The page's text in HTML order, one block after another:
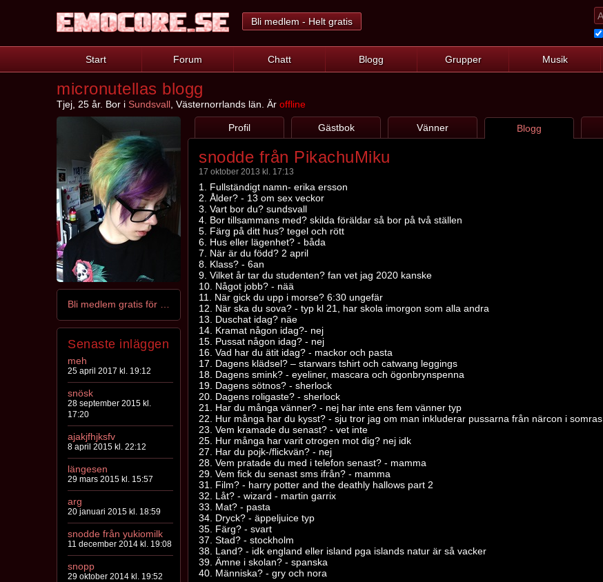
Bli medlem - Helt gratis
Start Forum Chatt Blogg Grupper Musik
micronutellas blogg
Tjej, 25 år. Bor i Sundsvall , Västernorrlands län. Är offline
Senaste inläggen
meh
25 april 2017 kl. 19:12
snösk
28 september 2015 kl.
17:20
ajakjfhjksfv
8 april 2015 kl. 22:12
längesen
29 mars 2015 kl. 15:57
arg
20 januari 2015 kl. 18:59
snodde från yukiomilk
11 december 2014 kl. 19:08
snopp
29 oktober 2014 kl. 19:52
Profil Gästbok Vänner Blogg
snodde från PikachuMiku
17 oktober 2013 kl. 17:13
1. Fullständigt namn- erika ersson
2. Ålder? - 13 om sex veckor
3. Vart bor du? sundsvall
4. Bor tillsammans med? skilda föräldar så bor på två ställen
5. Färg på ditt hus? tegel och rött
6. Hus eller lägenhet? - båda
7. När är du född? 2 april
8. Klass? - 6an
9. Vilket år tar du studenten? fan vet jag 2020 kanske
10. Något jobb? - nää
11. När gick du upp i morse? 6:30 ungefär
12. När ska du sova? - typ kl 21, har skola imorgon som alla andra
13. Duschat idag? näe
14. Kramat någon idag?- nej
15. Pussat någon idag? - nej
16. Vad har du ätit idag? - mackor och pasta
17. Dagens klädsel? – starwars tshirt och catwang leggings
18. Dagens smink? - eyeliner, mascara och ögonbrynspenna
19. Dagens sötnos? - sherlock
20. Dagens roligaste? - sherlock
21. Har du många vänner? - nej har inte ens fem vänner typ
22. Hur många har du kysst? - sju tror jag om man inkluderar pussarna från närcon i somras
23. Vem kramade du senast? - vet inte
25. Hur många har varit otrogen mot dig? nej idk
27. Har du pojk-/flickvän? - nej
28. Vem pratade du med i telefon senast? - mamma
29. Vem fick du senast sms ifrån? - mamma
31. Film? - harry potter and the deathly hallows part 2
32. Låt? - wizard - martin garrix
33. Mat? - pasta
34. Dryck? - äppeljuice typ
35. Färg? - svart
37. Stad? - stockholm
38. Land? - idk england eller island pga islands natur är så vacker
39. Ämne i skolan? - spanska
40. Människa? - gry och nora